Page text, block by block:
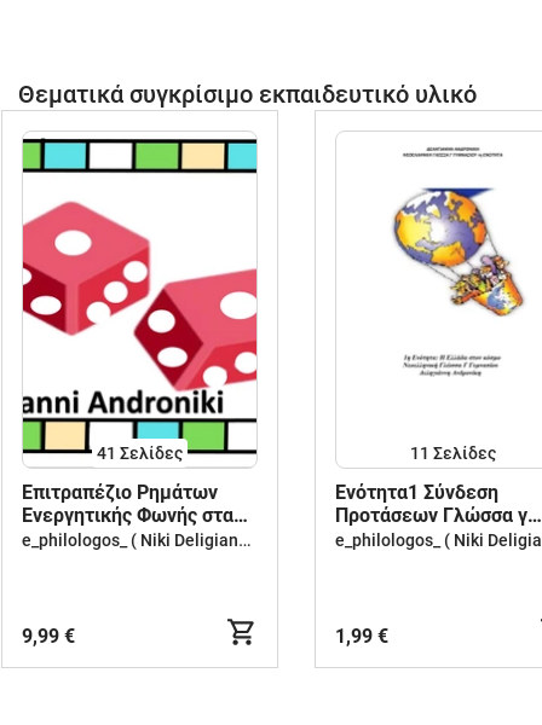
Θεματικά συγκρίσιμο εκπαιδευτικό υλικό
41 Σελίδες
Επιτραπέζιο Ρημάτων
Ενεργητικής Φωνής στα
αρχαία ελληνικά
e_philologos_ ( Niki Deligianni )
9,99 €
11 Σελίδες
Ενότητα1 Σύνδεση
Προτάσεων Γλώσσα γ
γυμν
1,99 €